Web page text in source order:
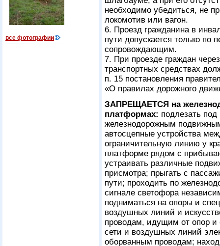
все фотографии
необходимо убедиться, не
локомотив или вагон.
6. Проезд гражданина в
пути допускается только
сопровождающим.
7. При проезде граждан
транспортных средствах
п. 15 постановления
«О правилах дорожного
ЗАПРЕЩАЕТСЯ на
платформах: подлезать
железнодорожным
автосцепные устройства
ограничительную линию у
платформе рядом с
устраивать различные
присмотра; прыгать с
пути; проходить по
сигнале светофора
подниматься на опоры и
воздушных линий и
проводам, идущим от опор и
сети и воздушных линий
оборванным проводам;